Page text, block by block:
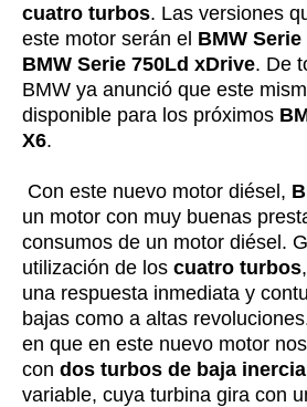
cuatro turbos. Las versiones
este motor serán el BMW Serie
BMW Serie 750Ld xDrive. De
BMW ya anunció que este
disponible para los próximos
X6.
Con este nuevo motor diésel,
un motor con muy buenas
consumos de un motor diésel.
utilización de los cuatro turbos
una respuesta inmediata y
bajas como a altas
en que en este nuevo motor
con dos turbos de baja inercia
variable, cuya turbina gira con